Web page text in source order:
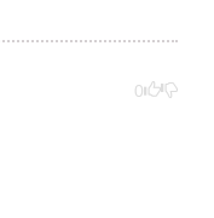
0